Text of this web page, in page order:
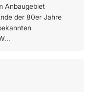
Anbaugebiet
der 80er Jahre